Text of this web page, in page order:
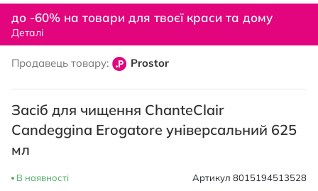
початку
галереї
до -60% на товари для твоєї краси та дому
Деталі
Продавець товару: Prostor
Засіб для чищення ChanteClair
Candeggina Erogatore універсальний 625
мл
В наявності Артикул 8015194513528